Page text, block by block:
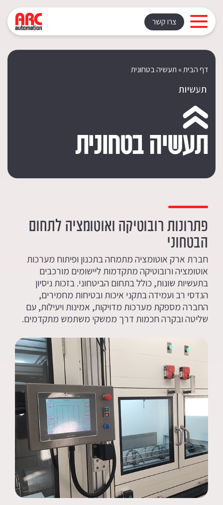
צרו קשר
דף הבית» תעשיה בטחונית
תעשיות
תעשיה בטחונית
פתרונות רובוטיקה ואוטומציה לתחום
הבטחוני
חברת ארק אוטומציה מתמחה בתכנון ופיתוח מערכות
אוטומציה ורובוטיקה מתקדמות ליישומים מורכבים
בתעשיות שונות, כולל בתחום הביטחוני. בזכות ניסיון
הנדסי רב ועמידה בתקני איכות ובטיחות מחמירים,
החברה מספקת מערכות מדויקות, אמינות ויעילות, עם
שליטה ובקרה חכמות דרך ממשקי משתמש מתקדמים.